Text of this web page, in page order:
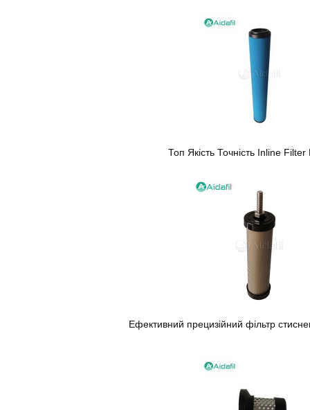
Топ Якість Точність Inline
Ефективний прецизійний фільтр